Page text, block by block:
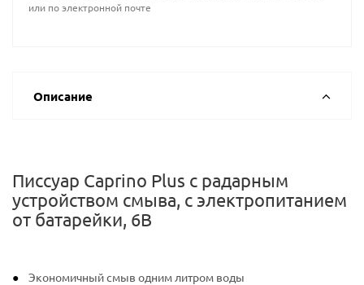
или по электронной почте
Описание
Писсуар Caprino Plus с радарным
устройством смыва, с электропитанием
от батарейки, 6В
Экономичный смыв одним литром воды